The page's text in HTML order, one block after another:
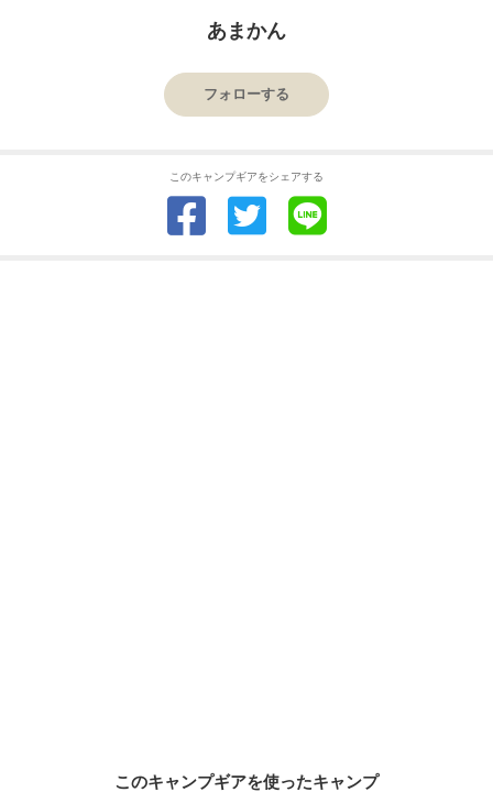
あまかん
フォローする
このキャンプギアをシェアする
このキャンプギアを使ったキャンプ